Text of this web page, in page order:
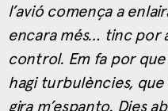
l’avió comença a
encara més… tinc por
control. Em fa por que
hagi turbulències, que
gira m’espanto. Dies